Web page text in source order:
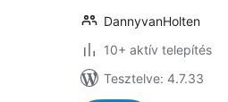
DannyvanHolten
10+ aktív telepítés
Tesztelve: 4.7.33